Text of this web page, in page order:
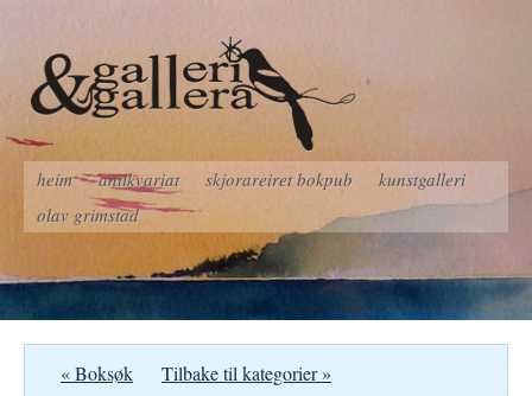
heim antikvariat skjorareiret bokpub
kunstgalleri
olav grimstad
« Boksøk Tilbake til kategorier »